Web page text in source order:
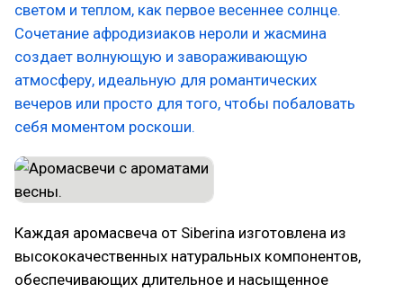
светом и теплом, как первое весеннее солнце.
Сочетание афродизиаков нероли и жасмина
создает волнующую и завораживающую
атмосферу, идеальную для романтических
вечеров или просто для того, чтобы побаловать
себя моментом роскоши.
Каждая аромасвеча от Siberina изготовлена из
высококачественных натуральных компонентов,
обеспечивающих длительное и насыщенное